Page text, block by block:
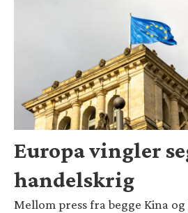
Europa vingler
handelskrig
Mellom press fra begge Kina og